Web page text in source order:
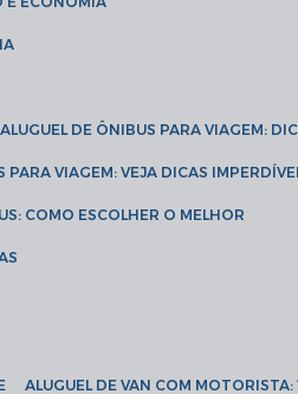
ALUGUEL DE ÔNIBUS PARA VIAGEM:
PARA VIAGEM: VEJA DICAS
COMO ESCOLHER O MELHOR
ALUGUEL DE VAN COM